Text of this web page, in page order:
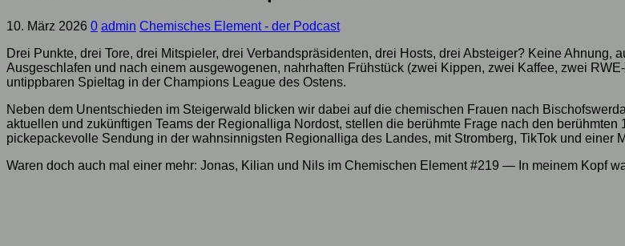
10. März 2026 0 admin Chemisches Element - der Podcast
Drei Punkte, drei Tore, drei Mitspieler, drei Verbandspräsidenten, drei Hosts, drei Absteiger? Keine Ahnung,
Ausgeschlafen und nach einem ausgewogenen, nahrhaften Frühstück (zwei Kippen, zwei Kaffee, zwei
untippbaren Spieltag in der Champions League des Ostens.
Neben dem Unentschieden im Steigerwald blicken wir dabei auf die chemischen Frauen nach
aktuellen und zukünftigen Teams der Regionalliga Nordost, stellen die berühmte Frage nach den
pickepackevolle Sendung in der wahnsinnigsten Regionalliga des Landes, mit Stromberg, TikTok und einer
Waren doch auch mal einer mehr: Jonas, Kilian und Nils im Chemischen Element #219 — In meinem Kopf